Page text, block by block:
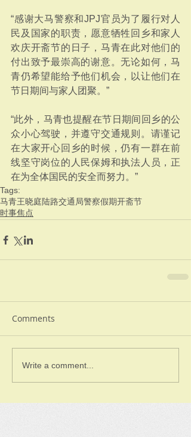
“感谢大马警察和JPJ官员为了履行对人
民及国家的职责，愿意牺牲回乡和家人
欢庆开斋节的日子，马青在此对他们的
付出致予最崇高的谢意。无论如何，马
青仍希望能给予他们机会，以让他们在
节日期间与家人团聚。”
“此外，马青也提醒在节日期间回乡的公
众小心驾驶，并遵守交通规则。请谨记
在大家开心回乡的时候，仍有一群在前
线坚守岗位的人民保姆和执法人员，正
在为全体国民的安全而努力。”
Tags:
马青王晓庭陆路交通局警察假期开斋节
时事焦点
Comments
Write a comment...